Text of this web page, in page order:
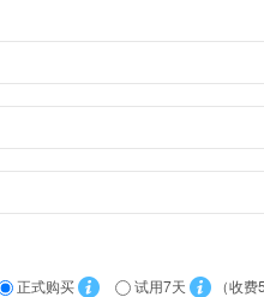
正式购买 试用7天
（收费